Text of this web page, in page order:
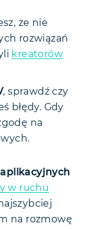
że nie
rozwiązań
kreatorów
, sprawdź czy
błędy. Gdy
na
w ruchu
na rozmowę